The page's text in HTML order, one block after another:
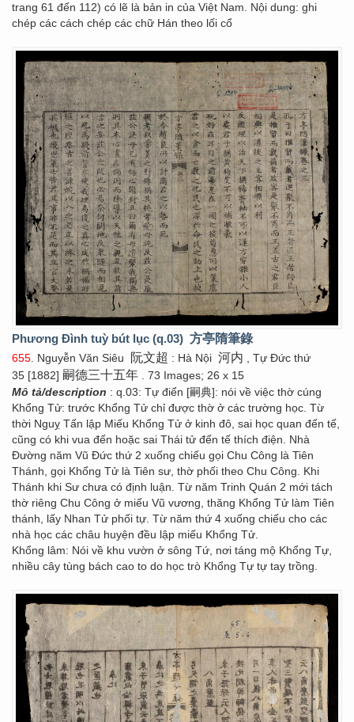
trang 61 đến 112) có lẽ là bản in của Việt Nam. Nội dung: ghi
chép các cách chép các chữ Hán theo lối cổ
Phương Đình tuỳ bút lục (q.03) 方亭隋筆錄
655. Nguyễn Văn Siêu 阮文超 : Hà Nội 河内 , Tự Đức thứ
35 [1882] 嗣德三十五年 . 73 Images; 26 x 15
Mô tả/description : q.03: Tự điển [嗣典]: nói về việc thờ cúng
Khổng Tử: trước Khổng Tử chỉ được thờ ở các trường học. Từ
thời Nguỵ Tấn lập Miếu Khổng Tử ở kinh đô, sai học quan đến tế,
cũng có khi vua đến hoặc sai Thái tử đến tế thích điện. Nhà
Đường năm Vũ Đức thứ 2 xuống chiếu gọi Chu Công là Tiên
Thánh, gọi Khổng Tử là Tiên sư, thờ phối theo Chu Công. Khi
Thánh khi Sư chưa có định luận. Từ năm Trinh Quán 2 mới tách
thờ riêng Chu Công ở miếu Vũ vương, thăng Khổng Tử làm Tiên
thánh, lấy Nhan Tử phối tự. Từ năm thứ 4 xuống chiếu cho các
nhà học các châu huyện đều lập miếu Khổng Tử.
Khổng lâm: Nói về khu vườn ở sông Tứ, nơi táng mộ Khổng Tự,
nhiều cây tùng bách cao to do học trò Khổng Tự tự tay trồng.